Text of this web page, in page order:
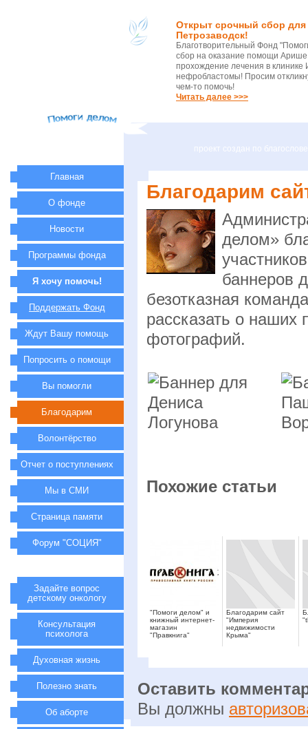
Открыт срочный сбор
Петрозаводск!
Благотворительный Фонд
сбор на оказание помощи Арише
прохождение лечения в клинике
нефробластомы! Просим
чем-то помочь!
Читать далее >>>
проект создан по
Благодарим
делом»
баннеров
безотказная
рассказать о наших
фотографий.
Похожие статьи
"Помоги делом" и
книжный интернет-
магазин
"Правкнига"
Благодарим сайт
"Империя
недвижимости
Крыма"
Оставить
Вы должны
Главная
О фонде
Новости
Программы фонда
Я хочу помочь!
Поддержать Фонд
Ждут Вашу помощь
Попросить о помощи
Вы помогли
Благодарим
Волонтёрство
Отчет о поступлениях
Мы в СМИ
Страница памяти
Форум "СОЦИЯ"
Задайте вопрос
детскому онкологу
Консультация
психолога
Духовная жизнь
Полезно знать
Об аборте